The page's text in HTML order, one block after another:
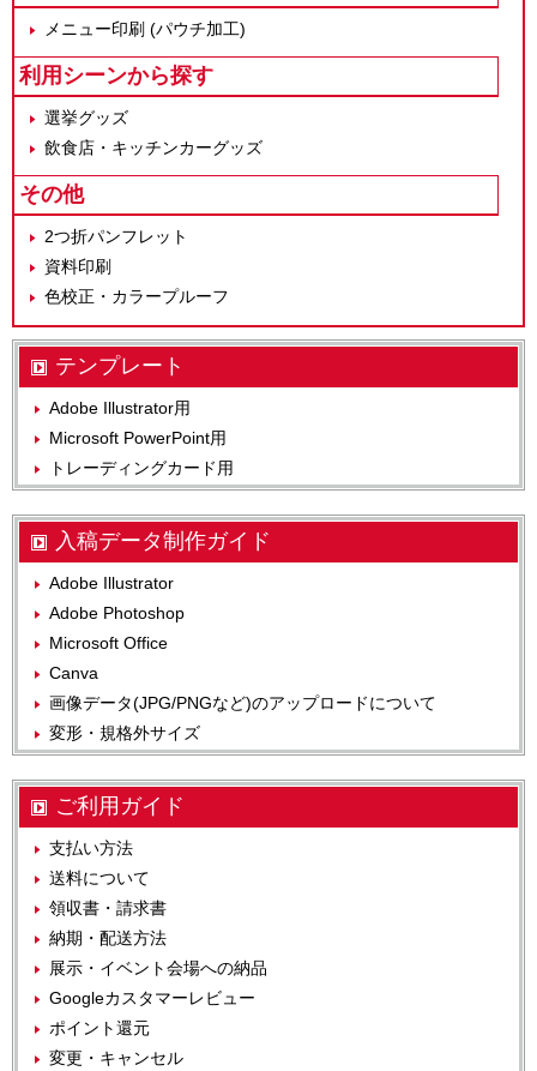
メニュー印刷 (パウチ加工)
利用シーンから探す
選挙グッズ
飲食店・キッチンカーグッズ
その他
2つ折パンフレット
資料印刷
色校正・カラープルーフ
テンプレート
Adobe Illustrator用
Microsoft PowerPoint用
トレーディングカード用
入稿データ制作ガイド
Adobe Illustrator
Adobe Photoshop
Microsoft Office
Canva
画像データ(JPG/PNGなど)のアップロードについて
変形・規格外サイズ
ご利用ガイド
支払い方法
送料について
領収書・請求書
納期・配送方法
展示・イベント会場への納品
Googleカスタマーレビュー
ポイント還元
変更・キャンセル